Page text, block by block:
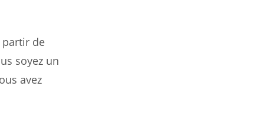
partir de
soyez un
avez